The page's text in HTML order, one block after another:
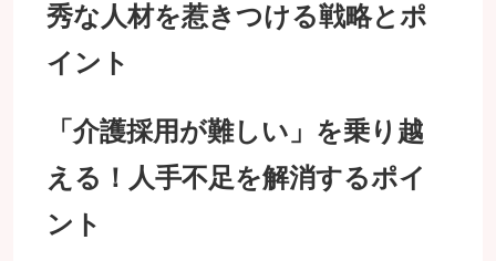
秀な人材を惹きつける戦略とポ
イント
「介護採用が難しい」を乗り越
える！人手不足を解消するポイ
ント